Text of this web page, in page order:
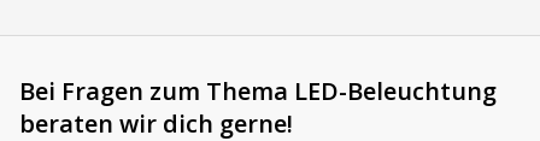
Bei Fragen zum Thema LED-Beleuchtung
beraten wir dich gerne!